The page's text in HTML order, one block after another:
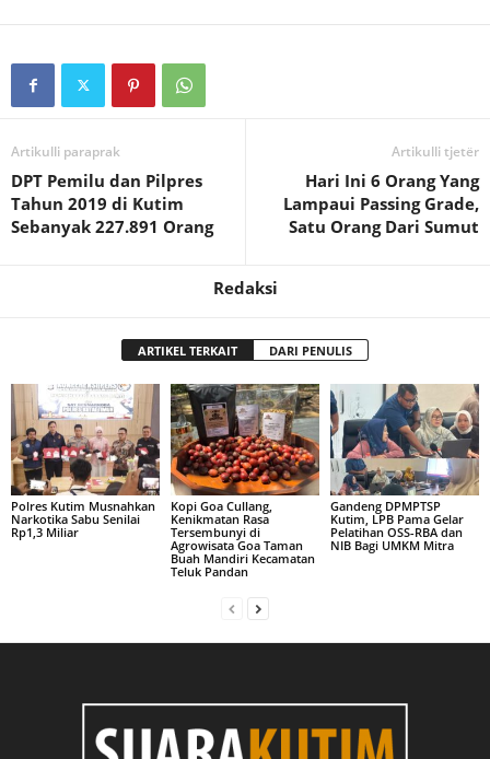
Artikulli paraprak
DPT Pemilu dan Pilpres
Tahun 2019 di Kutim
Sebanyak 227.891 Orang
Artikulli tjetër
Hari Ini 6 Orang Yang
Lampaui Passing Grade,
Satu Orang Dari Sumut
Redaksi
ARTIKEL TERKAIT DARI PENULIS
Polres Kutim Musnahkan
Narkotika Sabu Senilai
Rp1,3 Miliar
Kopi Goa Cullang,
Kenikmatan Rasa
Tersembunyi di
Agrowisata Goa Taman
Buah Mandiri Kecamatan
Teluk Pandan
Gandeng DPMPTSP
Kutim, LPB Pama Gelar
Pelatihan OSS-RBA dan
NIB Bagi UMKM Mitra